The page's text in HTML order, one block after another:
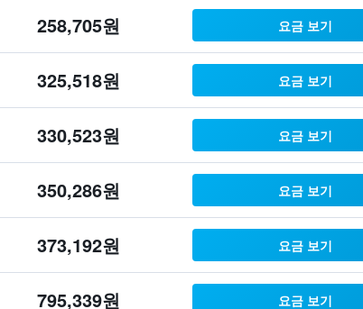
258,705원 요금 보기
325,518원 요금 보기
330,523원 요금 보기
350,286원 요금 보기
373,192원 요금 보기
795,339원 요금 보기